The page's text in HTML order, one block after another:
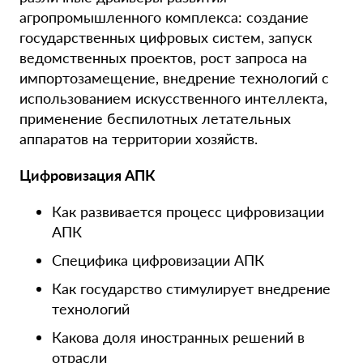
агропромышленного комплекса: создание
государственных цифровых систем, запуск
ведомственных проектов, рост запроса на
импортозамещение, внедрение технологий с
использованием искусственного интеллекта,
применение беспилотных летательных
аппаратов на территории хозяйств.
Цифровизация АПК
Как развивается процесс цифровизации
АПК
Специфика цифровизации АПК
Как государство стимулирует внедрение
технологий
Какова доля иностранных решений в
отрасли